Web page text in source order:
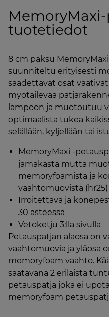
tuotetiedot
8 cm paksu
suunniteltu erityisesti
säädettävät osat
myötäilevää
lämpöön ja muotoutuu
optimaalista tukea
selällään, kyljellään tai
MemoryMaxi -
jämäkästä mutta
memoryfoamista ja
vaahtomuovista (hr25)
Irroitettava ja
30 asteessa
Vetoketju 3:lla sivulla
Petauspatjan alaosa on
vaahtomuovia ja yläosa
memoryfoam vaahto.
saatavana 2 erilaista
petauspatja joka ei
memoryfoam